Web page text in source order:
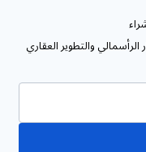
والتطوير العقاري